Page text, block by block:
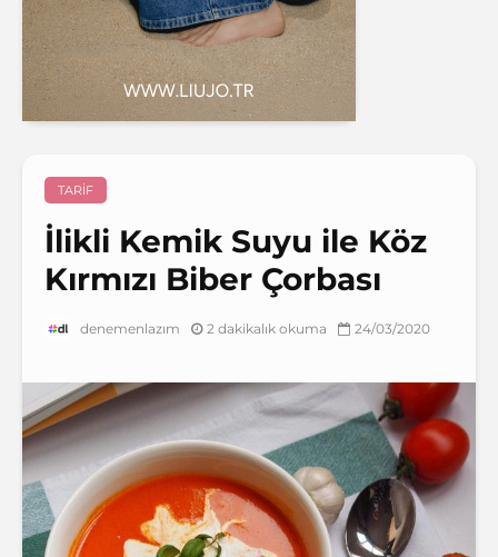
TARIF
İlikli Kemik Suyu ile Köz
Kırmızı Biber Çorbası
denemenlazım 2 dakikalık okuma 24/03/2020